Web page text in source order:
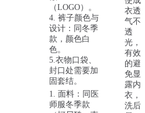
衣透
气不
透
光，
有效
的避
免显
露内
衣，
洗后
（LOGO）。
4. 裤子颜色与
设计：同冬季
款，颜色白
色。
5.衣物口袋、
封口处需要加
固套结。
1. 面料：同医
师服冬季款